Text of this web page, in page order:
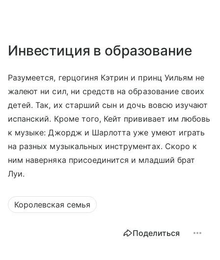
Инвестиция в образование
Разумеется, герцогиня Кэтрин и принц Уильям не
жалеют ни сил, ни средств на образование своих
детей. Так, их старший сын и дочь вовсю изучают
испанский. Кроме того, Кейт прививает им любовь
к музыке: Джордж и Шарлотта уже умеют играть
на разных музыкальных инструментах. Скоро к
ним наверняка присоединится и младший брат
Луи.
Королевская семья
Поделиться